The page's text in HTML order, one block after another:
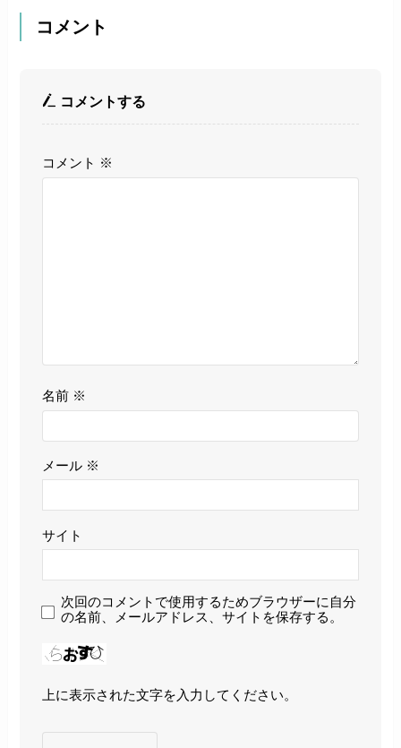
コメント
コメントする
コメント ※
名前 ※
メール ※
サイト
次回のコメントで使用するためブラウザーに自分
の名前、メールアドレス、サイトを保存する。
上に表示された文字を入力してください。